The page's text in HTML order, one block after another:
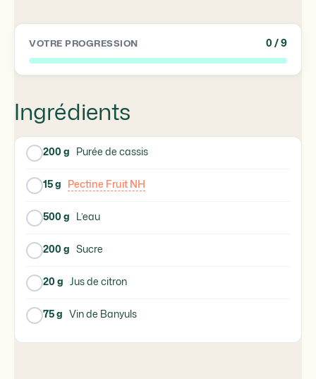
VOTRE PROGRESSION 0 / 9
Ingrédients
200 g Purée de cassis
15 g Pectine Fruit NH
500 g L’eau
200 g Sucre
20 g Jus de citron
75 g Vin de Banyuls